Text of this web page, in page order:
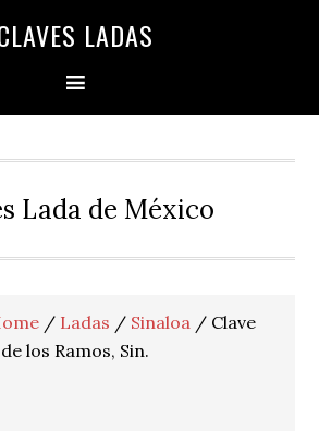
LADAS
Lada de México
/ Ladas / Sinaloa / Clave
los Ramos, Sin.